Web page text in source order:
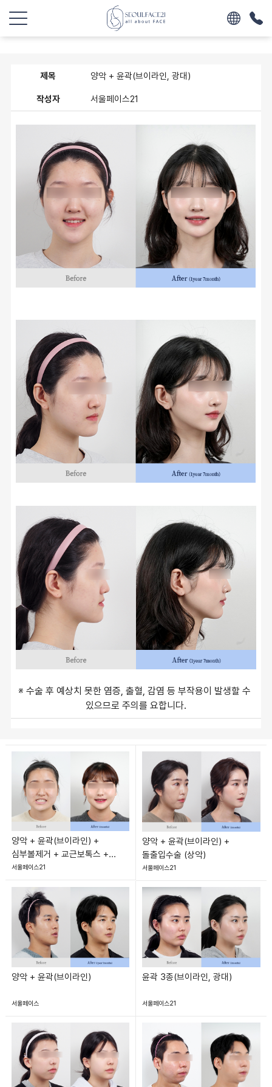
제목 양악 + 윤곽(브이라인, 광대)
작성자 서울페이스21
※ 수술 후 예상치 못한 염증, 출혈, 감염 등 부작용이 발생할 수
있으므로 주의를 요합니다.
양악 + 윤곽(브이라인) +
심부볼제거 + 교근보톡스 +
턱끝보톡스
서울페이스21
양악 + 윤곽(브이라인) +
돌출입수술 (상악)
서울페이스21
양악 + 윤곽(브이라인)
서울페이스
윤곽 3종(브이라인, 광대)
서울페이스21